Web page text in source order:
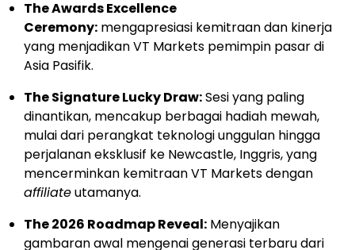
The Awards Excellence
Ceremony: mengapresiasi kemitraan dan kinerja
yang menjadikan VT Markets pemimpin pasar di
Asia Pasifik.
The Signature Lucky Draw:Sesi yang paling
dinantikan, mencakup berbagai hadiah mewah,
mulai dari perangkat teknologi unggulan hingga
perjalanan eksklusif ke Newcastle, Inggris, yang
mencerminkan kemitraan VT Markets dengan
affiliateutamanya.
The 2026 Roadmap Reveal: Menyajikan
gambaran awal mengenai generasi terbaru dari